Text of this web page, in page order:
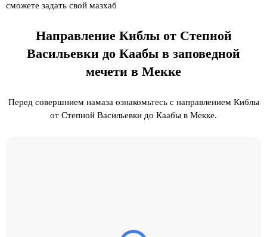
сможете задать свой мазхаб
Направление Киблы от Степной
Васильевки до Каабы в заповедной
мечети в Мекке
Перед совершнием намаза ознакомьтесь с направлением Киблы
от Степной Васильевки до Каабы в Мекке.